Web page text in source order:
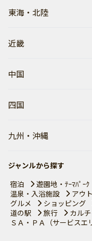
東海・北陸
近畿
中国
四国
九州・沖縄
ジャンルから探す
宿泊
遊園地・ﾃｰﾏﾊﾟｰｸ
温泉・入浴施設
アウ
グルメ
ショッピング
道の駅
旅行
カル
ＳＡ・ＰＡ（サービスエ